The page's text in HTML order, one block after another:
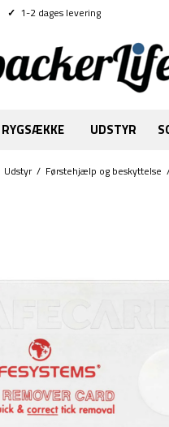
✓ 1-2 dages levering
RYGSÆKKE UDSTYR
Udstyr/ Førstehjælp og beskyttelse